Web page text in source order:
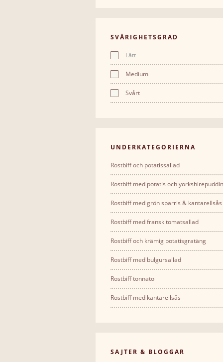
SVÅRIGHETSGRAD
Lätt
Medium
Svårt
UNDERKATEGORIERNA
Rostbiff och potatissallad
Rostbiff med potatis och
Rostbiff med grön sparris & kantarellsås
Rostbiff med fransk tomatsallad
Rostbiff och krämig potatisgratäng
Rostbiff med bulgursallad
Rostbiff tonnato
Rostbiff med kantarellsås
SAJTER & BLOGGAR